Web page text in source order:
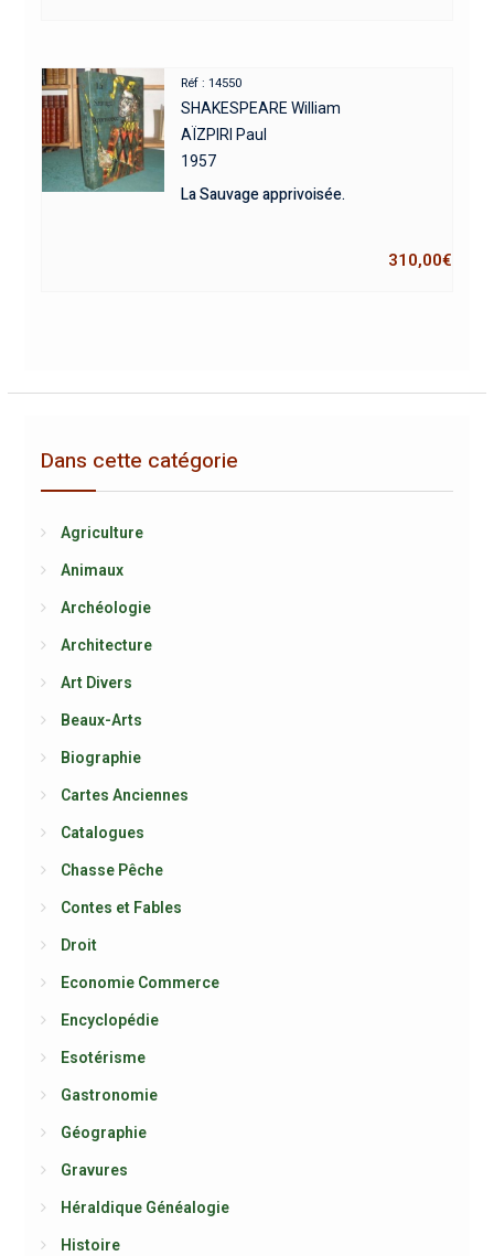
Réf : 14550
SHAKESPEARE William
AÏZPIRI Paul
1957
La Sauvage apprivoisée.
310,00€
Dans cette catégorie
Agriculture
Animaux
Archéologie
Architecture
Art Divers
Beaux-Arts
Biographie
Cartes Anciennes
Catalogues
Chasse Pêche
Contes et Fables
Droit
Economie Commerce
Encyclopédie
Esotérisme
Gastronomie
Géographie
Gravures
Héraldique Généalogie
Histoire